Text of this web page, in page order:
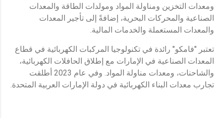
ومعدات التخزين ومناولة المواد ومولدات الطاقة والمعدات
الصناعية والمحركات البحرية، إضافةً إلى تأجير المعدات
والمعدات المستعملة والخدمات المالية.
تعتبر "فامكو" رائدة في تكنولوجيا المركبات الكهربائية في قطاع
المعدات الصناعية في الإمارات مع إطلاق الحافلات الكهربائية،
والشاحنات، ومعدات مناولة المواد. وفي عام 2023 أطلقت
تجارب معدات البناء الكهربائية في دولة الإمارات العربية المتحدة.